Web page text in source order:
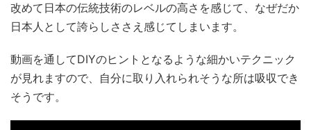
改めて日本の伝統技術のレベルの高さを感じて、なぜだか
日本人として誇らしささえ感じてしまいます。
動画を通してDIYのヒントとなるような細かいテクニック
が見れますので、自分に取り入れられそうな所は吸収でき
そうです。